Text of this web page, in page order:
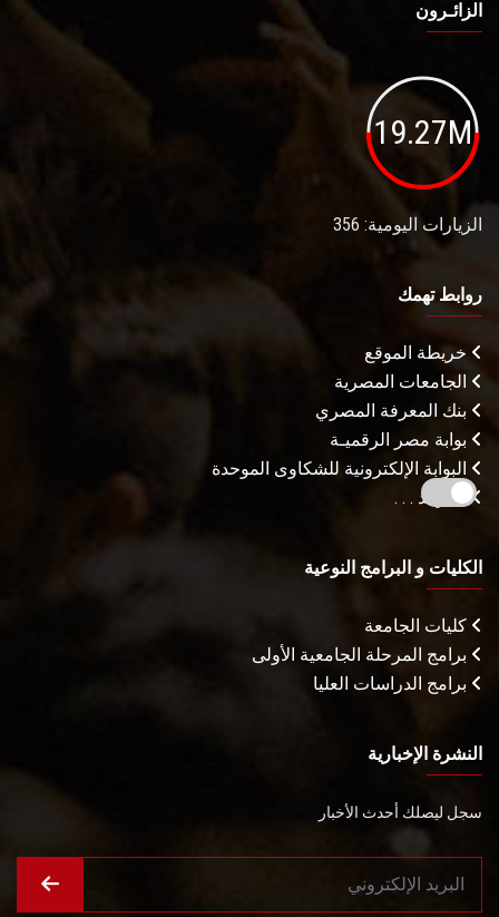
الزائـرون
19.27M
الزيارات اليومية: 356
روابط تهمك
خريطة الموقع
الجامعات المصرية
بنك المعرفة المصري
بوابة مصر الرقميـة
البوابة الإلكترونية للشكاوى الموحدة
المزيـد . . .
الكليات و البرامج النوعية
كليات الجامعة
برامج المرحلة الجامعية الأولى
برامج الدراسات العليا
النشرة الإخبارية
سجل ليصلك أحدث الأخبار